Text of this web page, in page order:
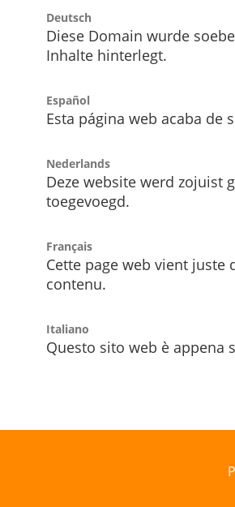
Deutsch
Diese Domain wurde
Inhalte hinterlegt.
Español
Esta página web acaba de
Nederlands
Deze website werd zojuist
toegevoegd.
Français
Cette page web vient juste
contenu.
Italiano
Questo sito web è appena